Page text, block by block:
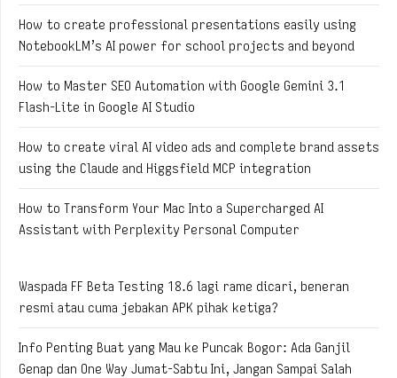
How to create professional presentations easily using
NotebookLM’s AI power for school projects and beyond
How to Master SEO Automation with Google Gemini 3.1
Flash-Lite in Google AI Studio
How to create viral AI video ads and complete brand assets
using the Claude and Higgsfield MCP integration
How to Transform Your Mac Into a Supercharged AI
Assistant with Perplexity Personal Computer
Waspada FF Beta Testing 18.6 lagi rame dicari, beneran
resmi atau cuma jebakan APK pihak ketiga?
Info Penting Buat yang Mau ke Puncak Bogor: Ada Ganjil
Genap dan One Way Jumat-Sabtu Ini, Jangan Sampai Salah